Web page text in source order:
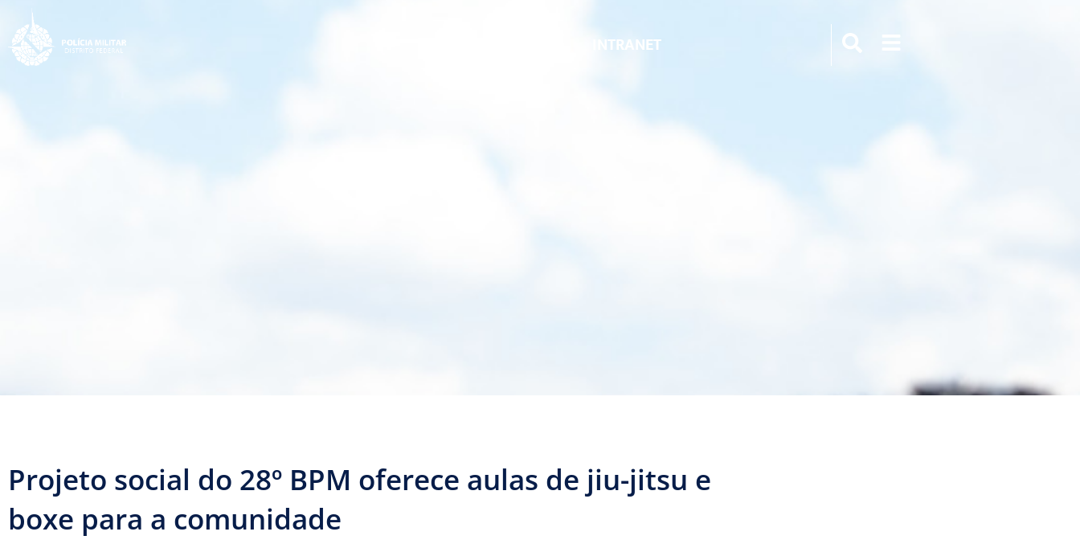
INTRANET
Projeto social do 28º BPM oferece aulas de jiu-jitsu e
boxe para a comunidade